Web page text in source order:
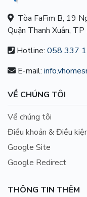
Tòa FaFim B, 19
Quận Thanh Xuân, TP
Hotline: 058 337
E-mail:
VỀ CHÚNG TÔI
Về chúng tôi
Điều khoản & Điều
Google Site
Google Redirect
THÔNG TIN THÊM